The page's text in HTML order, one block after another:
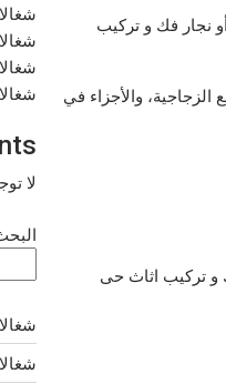
نجار فك و تركيب
والأجزاء في
و تركيب اثاث حى
شغالات
شغالات
لا